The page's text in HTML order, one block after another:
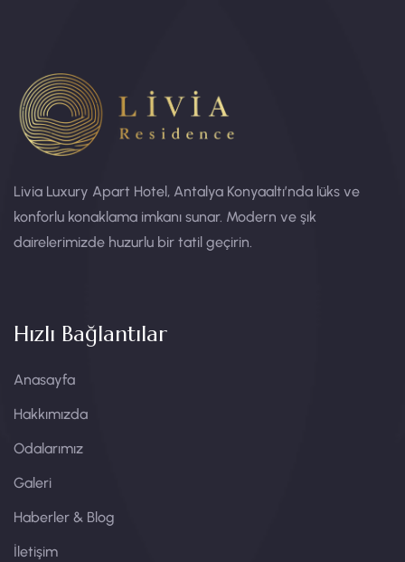
Livia Luxury Apart Hotel, Antalya Konyaaltı’nda lüks ve
konforlu konaklama imkanı sunar. Modern ve şık
dairelerimizde huzurlu bir tatil geçirin.
Hızlı Bağlantılar
Anasayfa
Hakkımızda
Odalarımız
Galeri
Haberler & Blog
İletişim